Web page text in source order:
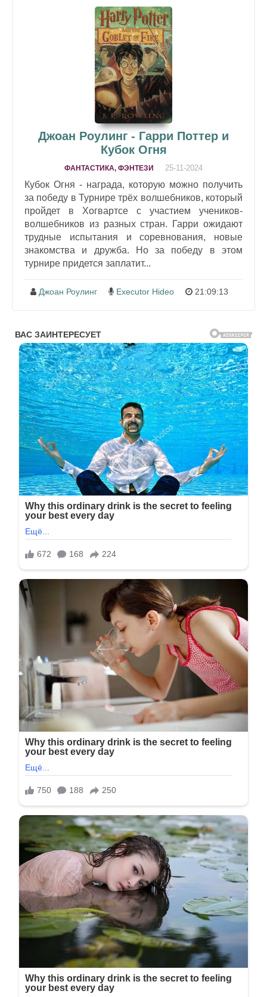
Джоан Роулинг - Гарри Поттер и
Кубок Огня
ФАНТАСТИКА, ФЭНТЕЗИ 25-11-2024
Кубок Огня - награда, которую можно получить
за победу в Турнире трёх волшебников, который
пройдет в Хогвартсе с участием учеников-
волшебников из разных стран. Гарри ожидают
трудные испытания и соревнования, новые
знакомства и дружба. Но за победу в этом
турнире придется заплатит...
Джоан Роулинг Executor Hideo 21:09:13